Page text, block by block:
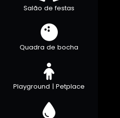
Salão de festas
Quadra de bocha
Playground | Petplace